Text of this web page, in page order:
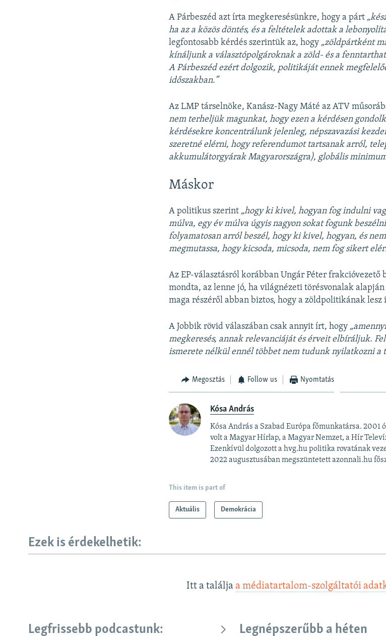
A Párbeszéd azt írta megkeresésünkre, hogy a párt
ha az a közös döntés, és a feltételek adottak a
legfontosabb kérdés szerintük az, hogy „zöldpártként
kínáljunk a választópolgároknak a zöld- és a
A Párbeszéd ezért dolgozik, politikáját ennek
időszakban.”
Az LMP társelnöke, Kanász-Nagy Máté az ATV
nem terheljük magunkat, hogy ezen a kérdésen
kérdésekre koncentrálunk jelenleg, népszavazási
szeretné elérni, hogy referendumot tartsanak arról,
akkumulátorgyárak Magyarországra), globális
Máskor
A politikus szerint „hogy ki kivel, hogyan fog indulni
múlva, egy év múlva úgyis nagyon sokat fogunk
folyamatosan arról beszél, hogy ki kivel, hogyan, és
megmutassa, hogy kicsoda, micsoda, nem fog sikert
Az EP-választásról korábban Ungár Péter frakcióvezető
mondta, az lenne jó, ha világnézeti törésvonalak
maga részéről abban biztos, hogy a zöldpolitikának lesz
A Jobbik rövid válaszában csak annyit írt, hogy
megkeresés, annak relevanciáját és érveit elbíráljuk.
ismerete nélkül ennél többet nem tudunk nyilatkozni a
Megosztás Follow us Nyomtatás
Kósa András
Kósa András a Szabad Európa főmunkatársa. 2001
volt a Magyar Hírlap, a Magyar Nemzet, a Hír
Ezenkívül dolgozott a hvg.hu politika rovatának
2022 augusztusában megszüntetett azonnali.hu
This item is part of
Aktuális Demokrácia
Ezek is érdekelhetik:
Itt a találja a médiatartalom-szolgáltatói
Legfrissebb podcastunk: Legnépszerűbb a héten